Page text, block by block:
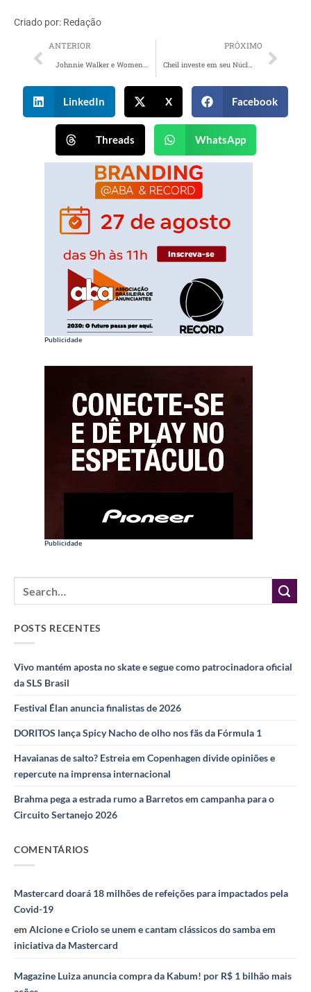
Criado por: Redação
ANTERIOR PRÓXIMO
LinkedIn X Facebook
Threads WhatsApp
Publicidade
Publicidade
POSTS RECENTES
Vivo mantém aposta no skate e segue como patrocinadora oficial
da SLS Brasil
Festival Élan anuncia finalistas de 2026
DORITOS lança Spicy Nacho de olho nos fãs da Fórmula 1
Havaianas de salto? Estreia em Copenhagen divide opiniões e
repercute na imprensa internacional
Brahma pega a estrada rumo a Barretos em campanha para o
Circuito Sertanejo 2026
COMENTÁRIOS
Mastercard doará 18 milhões de refeições para impactados pela
Covid-19
em Alcione e Criolo se unem e cantam clássicos do samba em
iniciativa da Mastercard
Magazine Luiza anuncia compra da Kabum! por R$ 1 bilhão mais